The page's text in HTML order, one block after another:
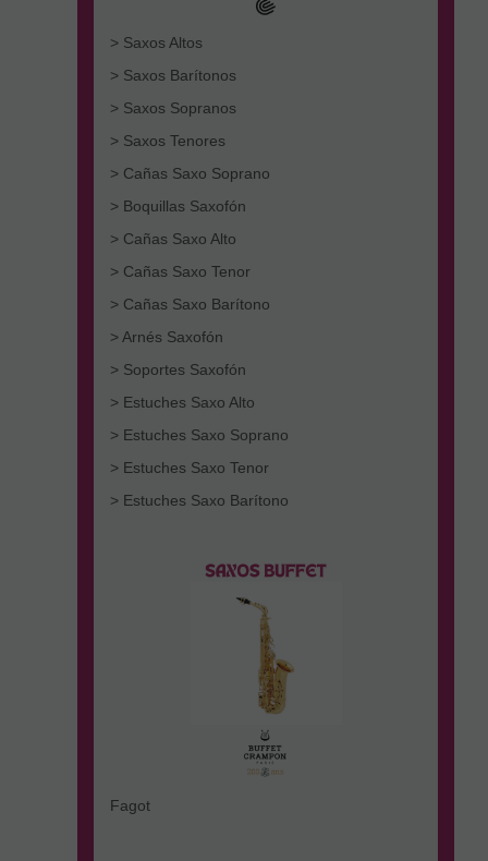
> Saxos Altos
> Saxos Barítonos
> Saxos Sopranos
> Saxos Tenores
> Cañas Saxo Soprano
> Boquillas Saxofón
> Cañas Saxo Alto
> Cañas Saxo Tenor
> Cañas Saxo Barítono
> Arnés Saxofón
> Soportes Saxofón
> Estuches Saxo Alto
> Estuches Saxo Soprano
> Estuches Saxo Tenor
> Estuches Saxo Barítono
Fagot